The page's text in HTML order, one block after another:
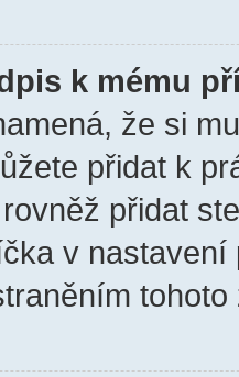
k mému
že si
přidat k
přidat
v